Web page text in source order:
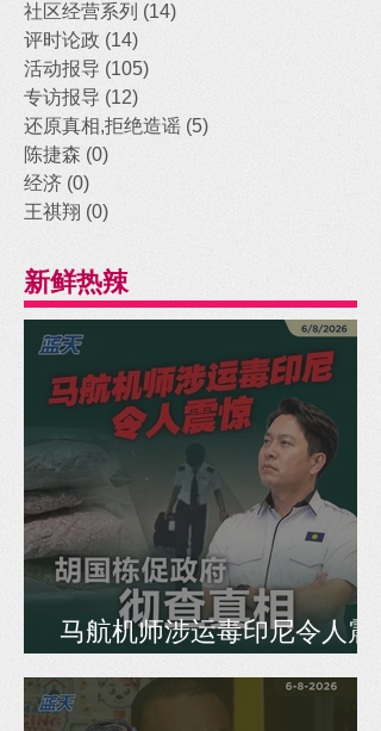
社区经营系列 (14)
评时论政 (14)
活动报导 (105)
专访报导 (12)
还原真相,拒绝造谣 (5)
陈捷森 (0)
经济 (0)
王祺翔 (0)
新鲜热辣
马航机师涉运毒印尼令人震